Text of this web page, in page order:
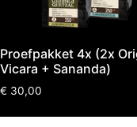
Proefpakket 4x (2x
Vicara + Sananda)
€ 30,00